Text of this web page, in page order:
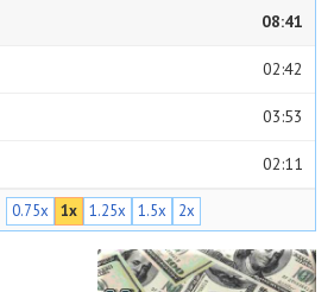
08:41
02:42
03:53
02:11
10:07
0.75x 1x 1.25x 1.5x 2x